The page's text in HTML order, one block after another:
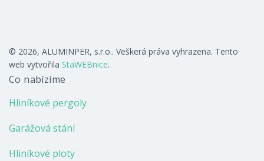
© 2026, ALUMINPER, s.r.o.. Veškerá práva vyhrazena. Tento
web vytvořila StaWEBnice.
Co nabízíme
Hliníkové pergoly
Garážová stání
Hliníkové ploty